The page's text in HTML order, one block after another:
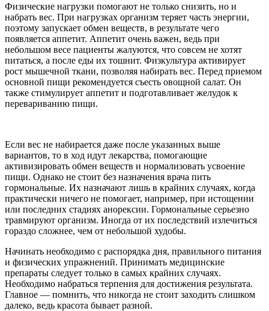
Физические нагрузки помогают не только снизить, но и
набрать вес. При нагрузках организм теряет часть энергии,
поэтому запускает обмен веществ, в результате чего
появляется аппетит. Аппетит очень важен, ведь при
небольшом весе пациенты жалуются, что совсем не хотят
питаться, а после еды их тошнит. Физкультура активирует
рост мышечной ткани, позволяя набирать вес. Перед приемом
основной пищи рекомендуется съесть овощной салат. Он
также стимулирует аппетит и подготавливает желудок к
перевариванию пищи.
Если вес не набирается даже после указанных выше
вариантов, то в ход идут лекарства, помогающие
активизировать обмен веществ и нормализовать усвоение
пищи. Однако не стоит без назначения врача пить
гормональные. Их назначают лишь в крайних случаях, когда
практически ничего не помогает, например, при истощении
или последних стадиях анорексии. Гормональные серьезно
травмируют организм. Иногда от их последствий излечиться
гораздо сложнее, чем от небольшой худобы.
Начинать необходимо с распорядка дня, правильного питания
и физических упражнений. Принимать медицинские
препараты следует только в самых крайних случаях.
Необходимо набраться терпения для достижения результата.
Главное — помнить, что никогда не стоит заходить слишком
далеко, ведь красота бывает разной.